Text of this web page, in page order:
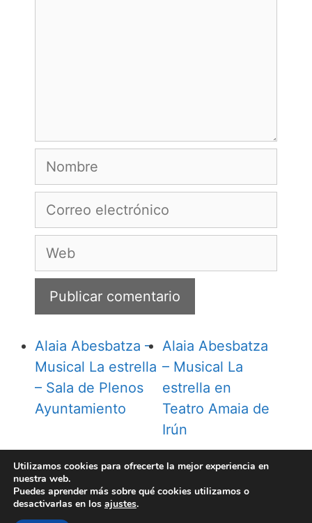
Nombre
Correo
Web
Alaia Abesbatza –
Musical La estrella
– Sala de Plenos
Ayuntamiento
Alaia Abesbatza
– Musical La
estrella en
Teatro Amaia de
Irún
Utilizamos cookies para ofrecerte la mejor experiencia en
nuestra web.
Puedes aprender más sobre qué cookies utilizamos o
desactivarlas en los ajustes.